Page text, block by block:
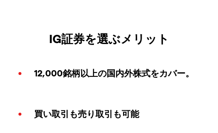
IG証券を選ぶメリット
12,000銘柄以上の国内外株式をカバー。
買い取引も売り取引も可能